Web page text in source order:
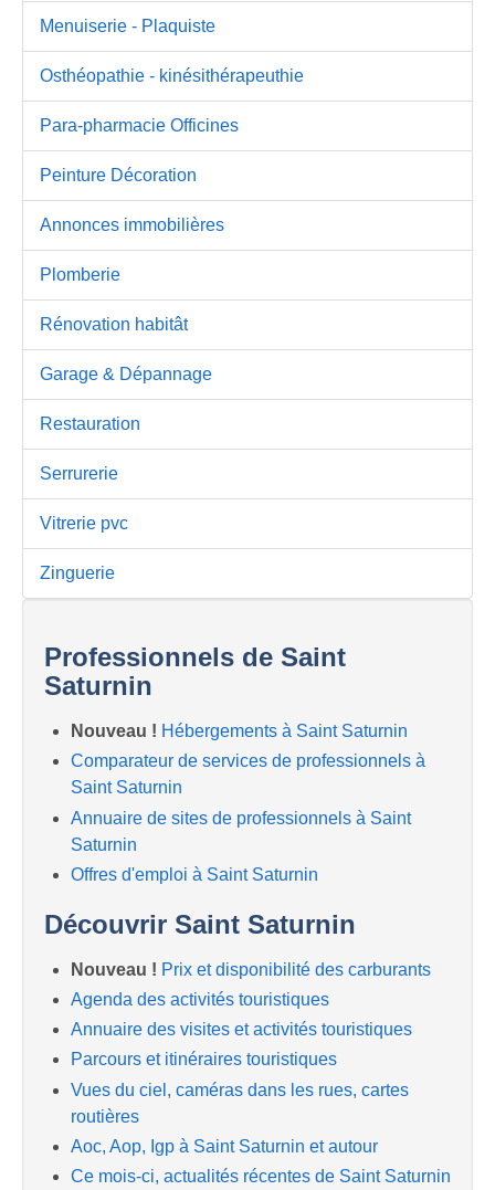
Menuiserie - Plaquiste
Osthéopathie - kinésithérapeuthie
Para-pharmacie Officines
Peinture Décoration
Annonces immobilières
Plomberie
Rénovation habitât
Garage & Dépannage
Restauration
Serrurerie
Vitrerie pvc
Zinguerie
Professionnels de Saint
Saturnin
Nouveau ! Hébergements à Saint Saturnin
Comparateur de services de professionnels à
Saint Saturnin
Annuaire de sites de professionnels à Saint
Saturnin
Offres d'emploi à Saint Saturnin
Découvrir Saint Saturnin
Nouveau ! Prix et disponibilité des carburants
Agenda des activités touristiques
Annuaire des visites et activités touristiques
Parcours et itinéraires touristiques
Vues du ciel, caméras dans les rues, cartes
routières
Aoc, Aop, Igp à Saint Saturnin et autour
Ce mois-ci, actualités récentes de Saint Saturnin